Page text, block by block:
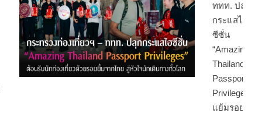
ททท. ปลุก
กระแสไฮ
ซีซั่น
“Amazing
Thailand
Passport
Privileges”
แย้มรอย